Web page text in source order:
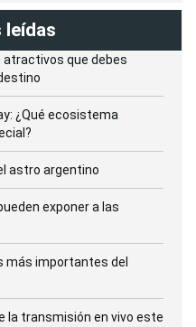
leídas
atractivos que debes
¿Qué ecosistema
astro argentino
exponer a las
más importantes del
la transmisión en vivo este